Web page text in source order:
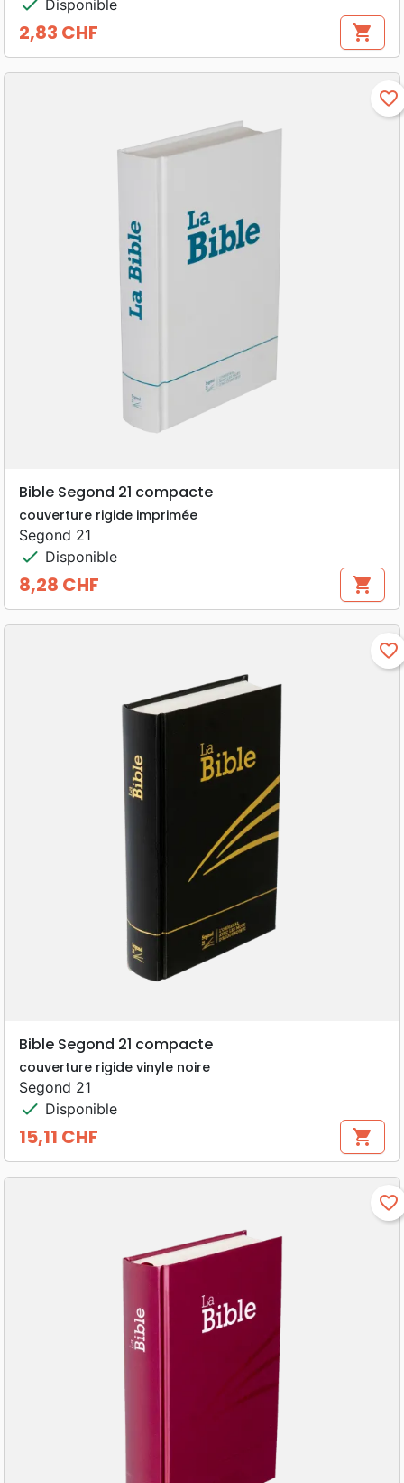
check Disponible
Prix
2,83 CHF shopping_cart
favorite_border
Bible Segond 21 compacte
couverture rigide imprimée
Segond 21
check Disponible
Prix
8,28 CHF shopping_cart
favorite_border
Bible Segond 21 compacte
couverture rigide vinyle noire
Segond 21
check Disponible
Prix
15,11 CHF shopping_cart
favorite_border